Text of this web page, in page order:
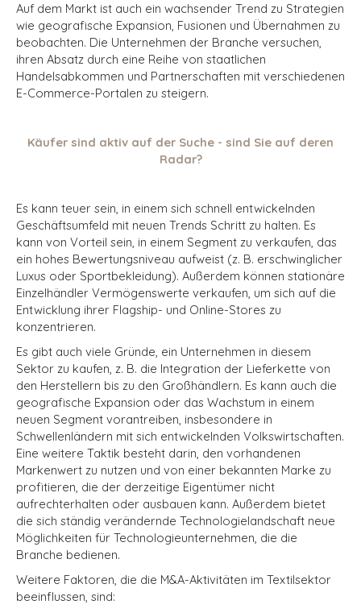
Auf dem Markt ist auch ein wachsender Trend zu Strategien
wie geografische Expansion, Fusionen und Übernahmen zu
beobachten. Die Unternehmen der Branche versuchen,
ihren Absatz durch eine Reihe von staatlichen
Handelsabkommen und Partnerschaften mit verschiedenen
E-Commerce-Portalen zu steigern.
Käufer sind aktiv auf der Suche - sind Sie auf deren
Radar?
Es kann teuer sein, in einem sich schnell entwickelnden
Geschäftsumfeld mit neuen Trends Schritt zu halten. Es
kann von Vorteil sein, in einem Segment zu verkaufen, das
ein hohes Bewertungsniveau aufweist (z. B. erschwinglicher
Luxus oder Sportbekleidung). Außerdem können stationäre
Einzelhändler Vermögenswerte verkaufen, um sich auf die
Entwicklung ihrer Flagship- und Online-Stores zu
konzentrieren.
Es gibt auch viele Gründe, ein Unternehmen in diesem
Sektor zu kaufen, z. B. die Integration der Lieferkette von
den Herstellern bis zu den Großhändlern. Es kann auch die
geografische Expansion oder das Wachstum in einem
neuen Segment vorantreiben, insbesondere in
Schwellenländern mit sich entwickelnden Volkswirtschaften.
Eine weitere Taktik besteht darin, den vorhandenen
Markenwert zu nutzen und von einer bekannten Marke zu
profitieren, die der derzeitige Eigentümer nicht
aufrechterhalten oder ausbauen kann. Außerdem bietet
die sich ständig verändernde Technologielandschaft neue
Möglichkeiten für Technologieunternehmen, die die
Branche bedienen.
Weitere Faktoren, die die M&A-Aktivitäten im Textilsektor
beeinflussen, sind: